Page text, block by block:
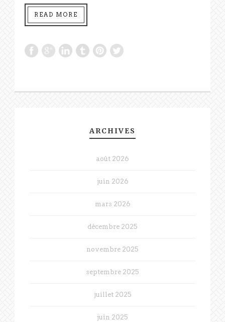
READ MORE
ARCHIVES
août 2026
juin 2026
mars 2026
décembre 2025
novembre 2025
septembre 2025
juillet 2025
juin 2025